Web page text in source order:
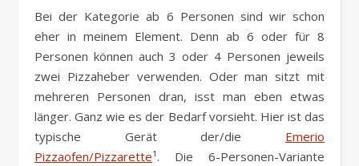
Bei der Kategorie ab 6 Personen sind wir schon
eher in meinem Element. Denn ab 6 oder für 8
Personen können auch 3 oder 4 Personen jeweils
zwei Pizzaheber verwenden. Oder man sitzt mit
mehreren Personen dran, isst man eben etwas
länger. Ganz wie es der Bedarf vorsieht. Hier ist das
typische Gerät der/die Emerio
Pizzaofen/Pizzarette¹. Die 6-Personen-Variante